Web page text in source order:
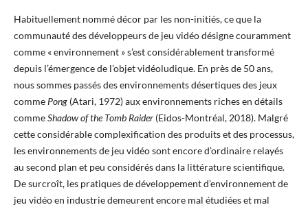
Habituellement nommé décor par les non-initiés, ce que la
communauté des développeurs de jeu vidéo désigne couramment
comme « environnement » s’est considérablement transformé
depuis l’émergence de l’objet vidéoludique. En près de 50 ans,
nous sommes passés des environnements désertiques des jeux
comme Pong(Atari, 1972) aux environnements riches en détails
commeShadow of the Tomb Raider(Eidos-Montréal, 2018). Malgré
cette considérable complexification des produits et des processus,
les environnements de jeu vidéo sont encore d’ordinaire relayés
au second plan et peu considérés dans la littérature scientifique.
De surcroît, les pratiques de développement d’environnement de
jeu vidéo en industrie demeurent encore mal étudiées et mal